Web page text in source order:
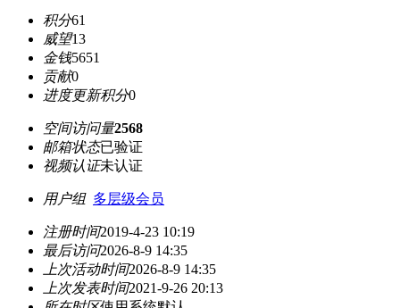
积分61
威望13
金钱5651
贡献0
进度更新积分0
空间访问量2568
邮箱状态已验证
视频认证未认证
用户组 多层级会员
注册时间2019-4-23 10:19
最后访问2026-8-9 14:35
上次活动时间2026-8-9 14:35
上次发表时间2021-9-26 20:13